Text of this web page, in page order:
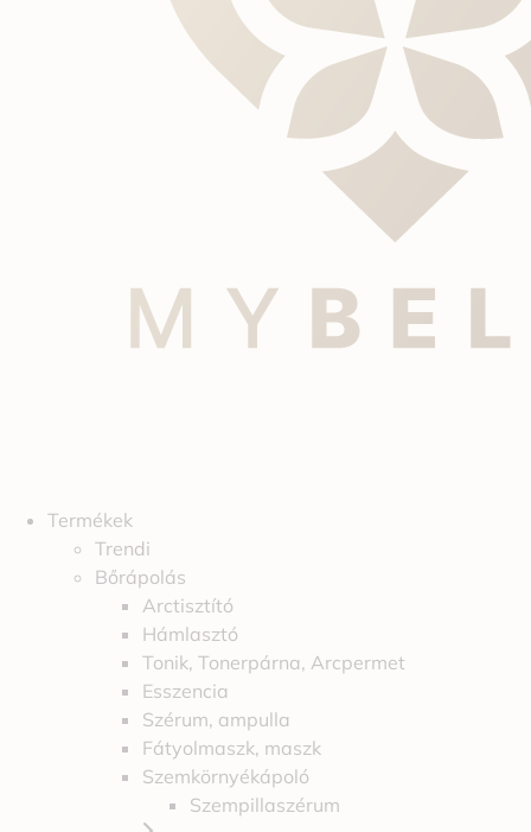
Termékek
Trendi
Bőrápolás
Arctisztító
Hámlasztó
Tonik, Tonerpárna, Arcpermet
Esszencia
Szérum, ampulla
Fátyolmaszk, maszk
Szemkörnyékápoló
Szempillaszérum